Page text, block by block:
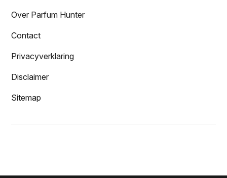
Over Parfum Hunter
Contact
Privacyverklaring
Disclaimer
Sitemap